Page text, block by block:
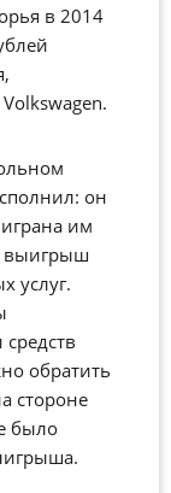
в 2014
он
им
выигрыш
услуг.
обратить
стороне
было